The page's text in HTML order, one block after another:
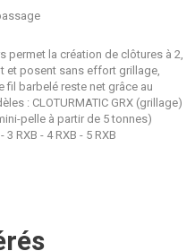
permet la création de clôtures à 2,
et posent sans effort grillage,
fil barbelé reste net grâce au
: CLOTURMATIC GRX (grillage)
pelle à partir de 5 tonnes)
3 RXB - 4 RXB - 5 RXB